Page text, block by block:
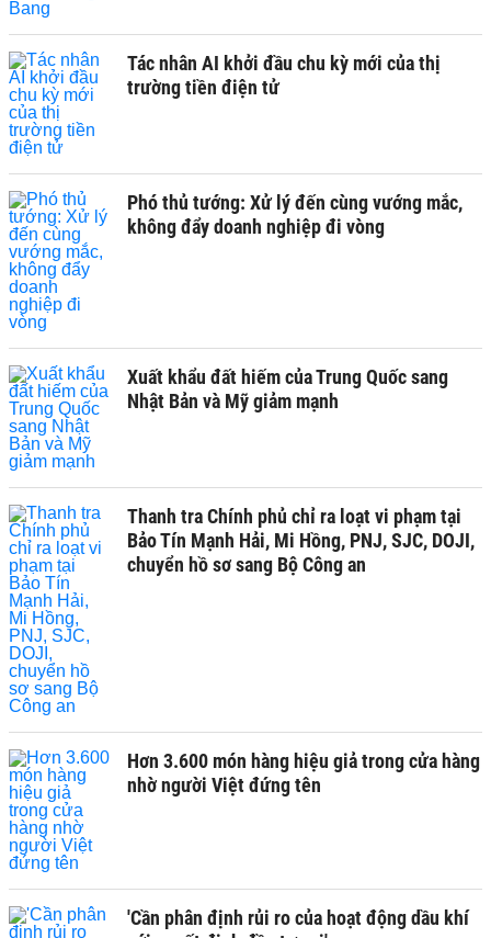
Tác nhân AI khởi đầu chu kỳ mới của thị
trường tiền điện tử
Phó thủ tướng: Xử lý đến cùng vướng mắc,
không đẩy doanh nghiệp đi vòng
Xuất khẩu đất hiếm của Trung Quốc sang
Nhật Bản và Mỹ giảm mạnh
Thanh tra Chính phủ chỉ ra loạt vi phạm tại
Bảo Tín Mạnh Hải, Mi Hồng, PNJ, SJC, DOJI,
chuyển hồ sơ sang Bộ Công an
Hơn 3.600 món hàng hiệu giả trong cửa hàng
nhờ người Việt đứng tên
'Cần phân định rủi ro của hoạt động dầu khí